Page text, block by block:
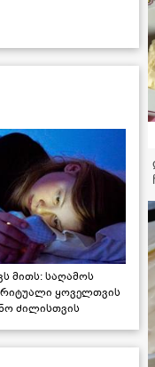
მითს: საღამოს
ყოველთვის
ძილისთვის